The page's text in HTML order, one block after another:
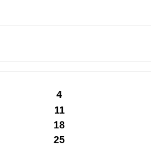
4
11
18
25